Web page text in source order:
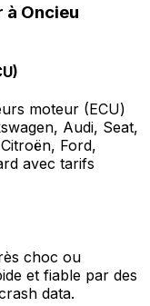
Oncieu
moteur (ECU)
Audi, Seat,
Ford,
avec tarifs
choc ou
et fiable par des
data.